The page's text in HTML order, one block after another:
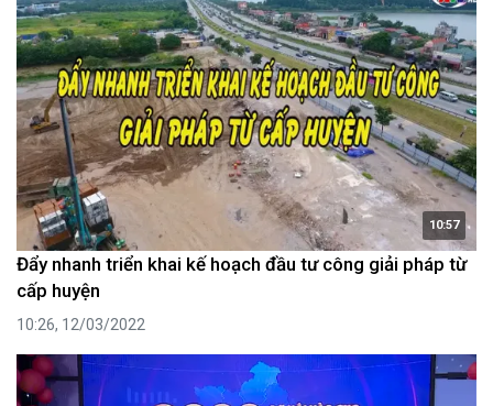
10:57
Đẩy nhanh triển khai kế hoạch đầu tư công giải pháp từ
cấp huyện
10:26, 12/03/2022